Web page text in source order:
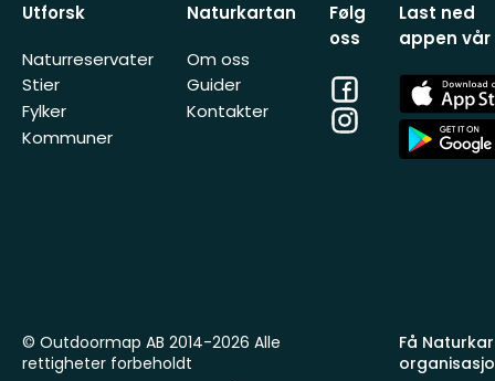
Utforsk
Naturreservater
Stier
Fylker
Kommuner
Naturkartan
Om oss
Guider
Kontakter
Følg
oss
Facebook
Instagram
Last ned
appen vår
App
Store
App
Store
Få
© Outdoormap AB 2014-2026 Alle
rettigheter forbeholdt